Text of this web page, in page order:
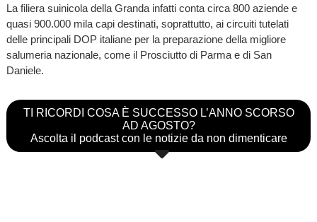
La filiera suinicola della Granda infatti conta circa 800 aziende e
quasi 900.000 mila capi destinati, soprattutto, ai circuiti tutelati
delle principali DOP italiane per la preparazione della migliore
salumeria nazionale, come il Prosciutto di Parma e di San
Daniele.
TI RICORDI COSA È SUCCESSO L’ANNO SCORSO
AD AGOSTO?
Ascolta il podcast con le notizie da non dimenticare